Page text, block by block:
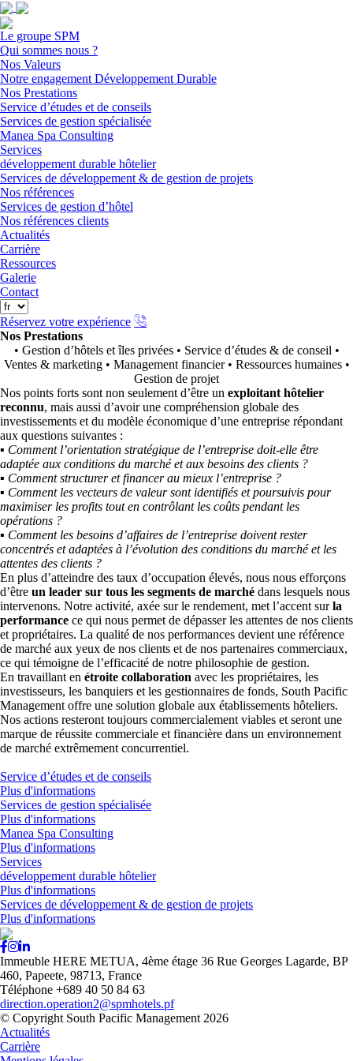
Le groupe SPM
Qui sommes nous ?
Nos Valeurs
Notre engagement Développement Durable
Nos Prestations
Service d’études et de conseils
Services de gestion spécialisée
Manea Spa Consulting
Services
développement durable hôtelier
Services de développement & de gestion de projets
Nos références
Services de gestion d’hôtel
Nos références clients
Actualités
Carrière
Ressources
Galerie
Contact
Réservez votre expérience
Nos Prestations
• Gestion d’hôtels et îles privées • Service d’études & de conseil •
Ventes & marketing • Management financier • Ressources humaines •
Gestion de projet
Nos points forts sont non seulement d’être un exploitant hôtelier
reconnu, mais aussi d’avoir une compréhension globale des
investissements et du modèle économique d’une entreprise répondant
aux questions suivantes :
▪ Comment l’orientation stratégique de l’entreprise doit-elle être
adaptée aux conditions du marché et aux besoins des clients ?
▪ Comment structurer et financer au mieux l’entreprise ?
▪ Comment les vecteurs de valeur sont identifiés et poursuivis pour
maximiser les profits tout en contrôlant les coûts pendant les
opérations ?
▪ Comment les besoins d’affaires de l’entreprise doivent rester
concentrés et adaptées à l’évolution des conditions du marché et les
attentes des clients ?
En plus d’atteindre des taux d’occupation élevés, nous nous efforçons
d’être un leader sur tous les segments de marché dans lesquels nous
intervenons. Notre activité, axée sur le rendement, met l’accent surla
performance ce qui nous permet de dépasser les attentes de nos clients
et propriétaires. La qualité de nos performances devient une référence
de marché aux yeux de nos clients et de nos partenaires commerciaux,
ce qui témoigne de l’efficacité de notre philosophie de gestion.
En travaillant en étroite collaboration avec les propriétaires, les
investisseurs, les banquiers et les gestionnaires de fonds, South Pacific
Management offre une solution globale aux établissements hôteliers.
Nos actions resteront toujours commercialement viables et seront une
marque de réussite commerciale et financière dans un environnement
de marché extrêmement concurrentiel.
Service d’études et de conseils
Plus d'informations
Services de gestion spécialisée
Plus d'informations
Manea Spa Consulting
Plus d'informations
Services
développement durable hôtelier
Plus d'informations
Services de développement & de gestion de projets
Plus d'informations
Immeuble HERE METUA, 4ème étage 36 Rue Georges Lagarde, BP
460, Papeete, 98713, France
Téléphone +689 40 50 84 63
direction.operation2@spmhotels.pf
© Copyright South Pacific Management 2026
Actualités
Carrière